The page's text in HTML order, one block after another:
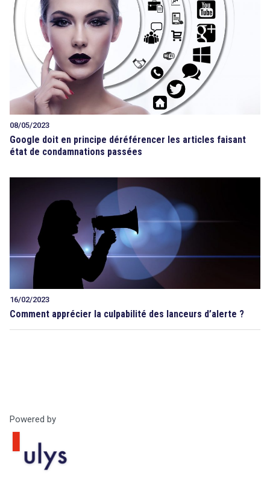
08/05/2023
Google doit en principe déréférencer les articles faisant
état de condamnations passées
16/02/2023
Comment apprécier la culpabilité des lanceurs d’alerte ?
Powered by